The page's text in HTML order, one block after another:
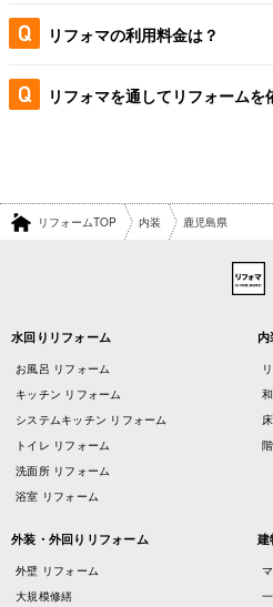
リフォマの利用料金は？
リフォマを通してリフォームを
リフォームTOP 内装 鹿児島県
水回りリフォーム
お風呂 リフォーム
キッチン リフォーム
システムキッチン リフォーム
トイレ リフォーム
洗面所 リフォーム
浴室 リフォーム
外装・外回りリフォーム
外壁 リフォーム
大規模修繕
建